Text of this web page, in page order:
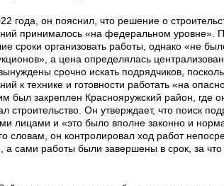
года, он пояснил, что решение о
принималось «на федеральном уровне».
сроки организовать работы, однако «не
а цена определялась
срочно искать подрядчиков,
к технике и готовности работать «на
был закреплен Краснояружский район, где
строительство. Он утверждает, что поиск
лицами и «это было вполне законно и
словам, он контролировал ход работ
а сами работы были завершены в срок, за